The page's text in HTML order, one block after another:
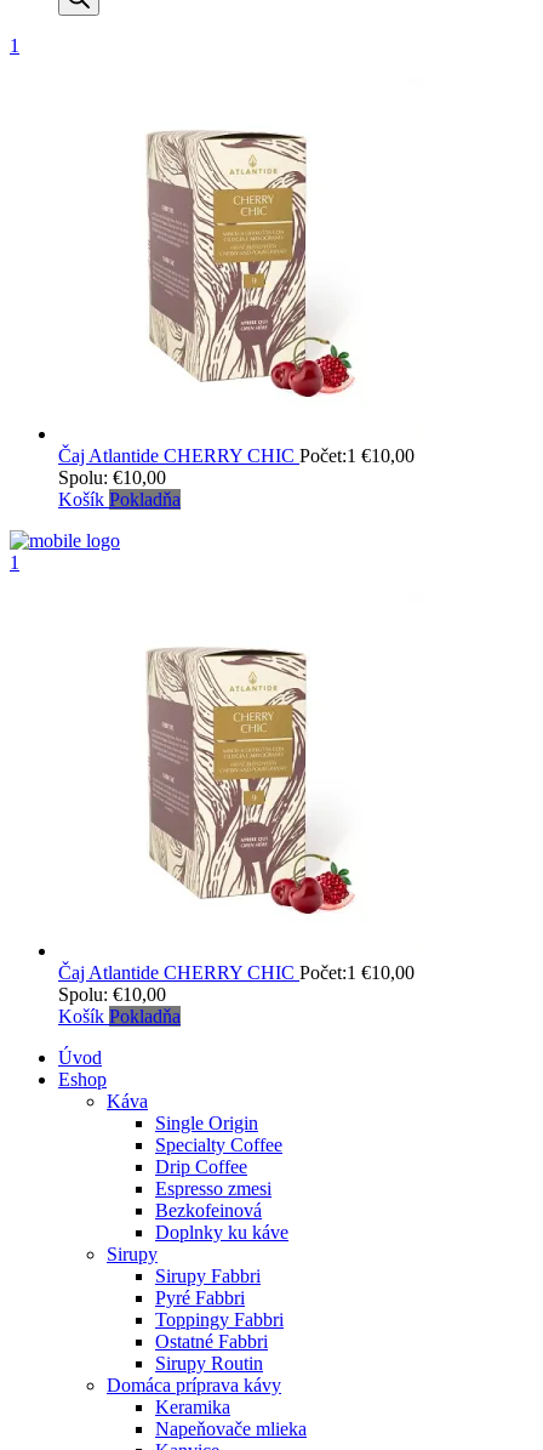
1
Čaj Atlantide CHERRY CHIC Počet:1 €10,00
Spolu: €10,00
Košík Pokladňa
1
Čaj Atlantide CHERRY CHIC Počet:1 €10,00
Spolu: €10,00
Košík Pokladňa
Úvod
Eshop
Káva
Single Origin
Specialty Coffee
Drip Coffee
Espresso zmesi
Bezkofeinová
Doplnky ku káve
Sirupy
Sirupy Fabbri
Pyré Fabbri
Toppingy Fabbri
Ostatné Fabbri
Sirupy Routin
Domáca príprava kávy
Keramika
Napeňovače mlieka